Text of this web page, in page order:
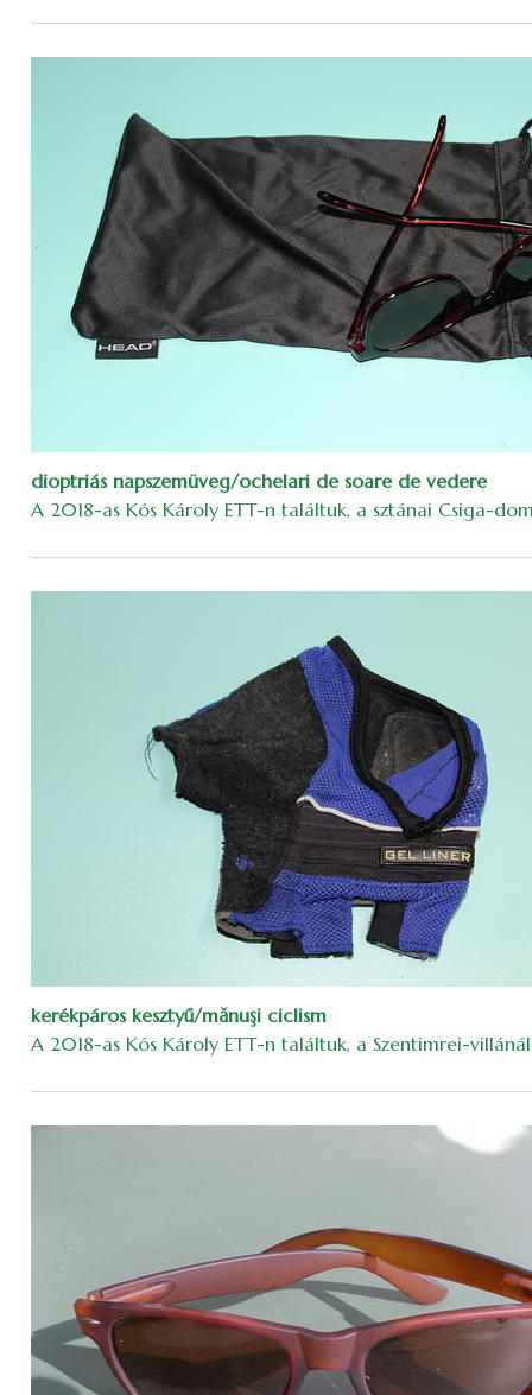
dioptriás napszemüveg/ochelari de soare de vedere
A 2018-as Kós Károly ETT-n találtuk, a sztánai Csiga-
kerékpáros kesztyű/mănuşi ciclism
A 2018-as Kós Károly ETT-n találtuk, a Szentimrei-